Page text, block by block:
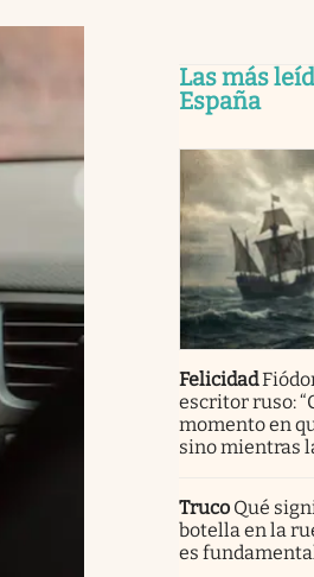
Las más
España
Felicidad
escritor ruso:
momento en
sino mientras
Truco Qué
botella en la
es